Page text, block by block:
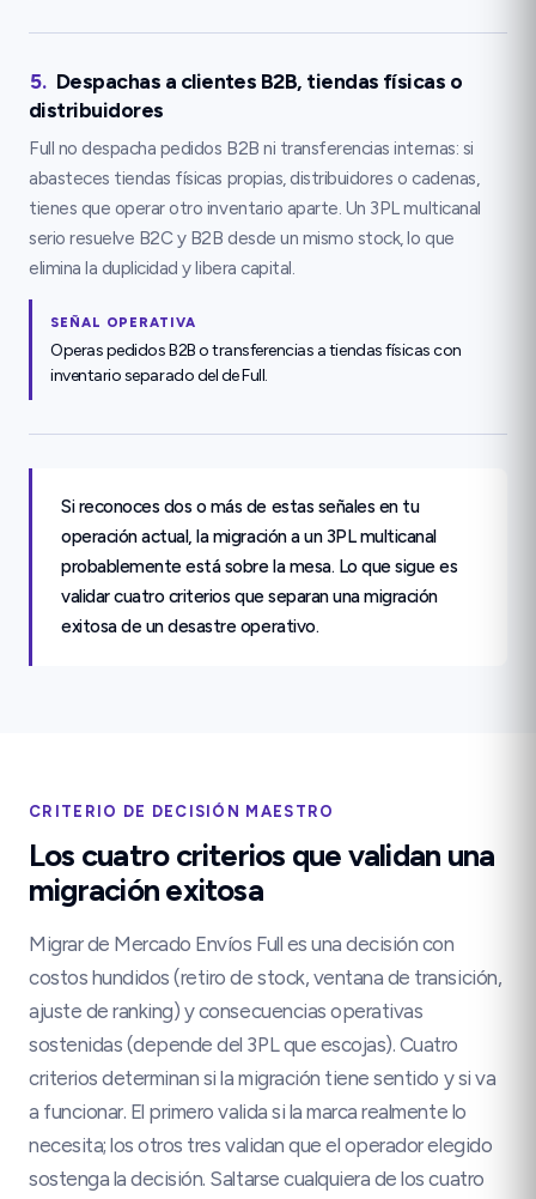
5. Despachas a clientes B2B, tiendas físicas o
distribuidores
Full no despacha pedidos B2B ni transferencias internas: si
abasteces tiendas físicas propias, distribuidores o cadenas,
tienes que operar otro inventario aparte. Un 3PL multicanal
serio resuelve B2C y B2B desde un mismo stock, lo que
elimina la duplicidad y libera capital.
SEÑAL OPERATIVA
Operas pedidos B2B o transferencias a tiendas físicas con
inventario separado del de Full.
Si reconoces dos o más de estas señales en tu
operación actual, la migración a un 3PL multicanal
probablemente está sobre la mesa. Lo que sigue es
validar cuatro criterios que separan una migración
exitosa de un desastre operativo.
CRITERIO DE DECISIÓN MAESTRO
Los cuatro criterios que validan una
migración exitosa
Migrar de Mercado Envíos Full es una decisión con
costos hundidos (retiro de stock, ventana de transición,
ajuste de ranking) y consecuencias operativas
sostenidas (depende del 3PL que escojas). Cuatro
criterios determinan si la migración tiene sentido y si va
a funcionar. El primero valida si la marca realmente lo
necesita; los otros tres validan que el operador elegido
sostenga la decisión. Saltarse cualquiera de los cuatro